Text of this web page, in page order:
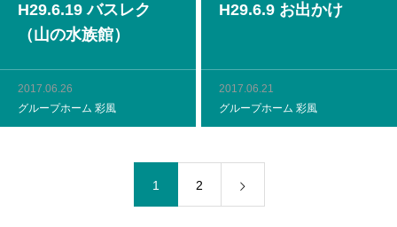
H29.6.19 バスレク
（山の水族館）
2017.06.26
グループホーム 彩風
H29.6.9 お出かけ
2017.06.21
グループホーム 彩風
1 2